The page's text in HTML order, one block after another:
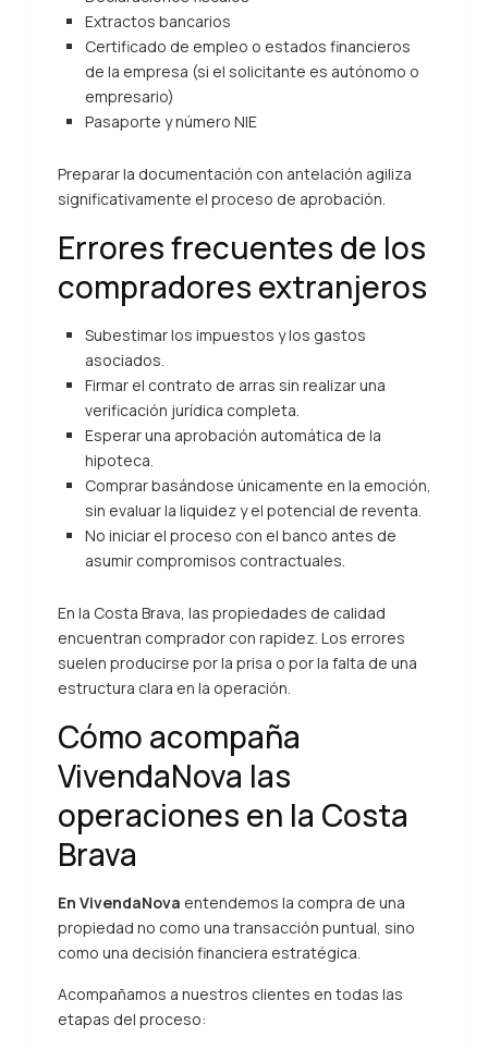
Extractos bancarios
Certificado de empleo o estados financieros
de la empresa (si el solicitante es autónomo o
empresario)
Pasaporte y número NIE
Preparar la documentación con antelación agiliza
significativamente el proceso de aprobación.
Errores frecuentes de los
compradores extranjeros
Subestimar los impuestos y los gastos
asociados.
Firmar el contrato de arras sin realizar una
verificación jurídica completa.
Esperar una aprobación automática de la
hipoteca.
Comprar basándose únicamente en la emoción,
sin evaluar la liquidez y el potencial de reventa.
No iniciar el proceso con el banco antes de
asumir compromisos contractuales.
En la Costa Brava, las propiedades de calidad
encuentran comprador con rapidez. Los errores
suelen producirse por la prisa o por la falta de una
estructura clara en la operación.
Cómo acompaña
VivendaNova las
operaciones en la Costa
Brava
En VivendaNova entendemos la compra de una
propiedad no como una transacción puntual, sino
como una decisión financiera estratégica.
Acompañamos a nuestros clientes en todas las
etapas del proceso: